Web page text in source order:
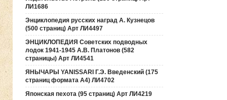
ЛИ1686
Энциклопедия русских наград А. Кузнецов
(500 страниц) Арт ЛИ4497
ЭНЦИКЛОПЕДИЯ Советских подводных
лодок 1941-1945 А.В. Платонов (582
страницы) Арт ЛИ4541
ЯНЫЧАРЫ YANISSARI Г.Э. Введенский (175
страниц формата А4) ЛИ4702
Японская пехота (95 страниц) Арт ЛИ4219